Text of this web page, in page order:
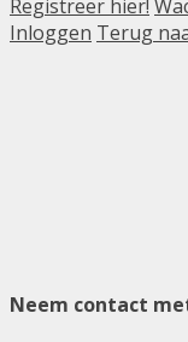
Registreer hier!
Inloggen Terug
Neem contact